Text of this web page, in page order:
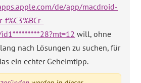
de/app/macdroid-
f%C3%BCr-
will, ohne
nach Lösungen zu suchen, für
ein echter Geheimtipp.